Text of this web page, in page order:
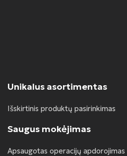
Unikalus asortimentas
Išskirtinis produktų pasirinkimas
Saugus mokėjimas
Apsaugotas operacijų apdorojimas